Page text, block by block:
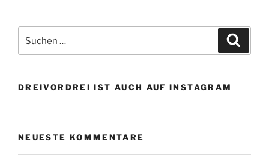
nach:
DREIVORDREI IST AUCH AUF INSTAGRAM
NEUESTE KOMMENTARE